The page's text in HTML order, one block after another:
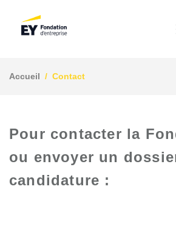
Accueil Contact
Pour contacter la
ou envoyer un
candidature :